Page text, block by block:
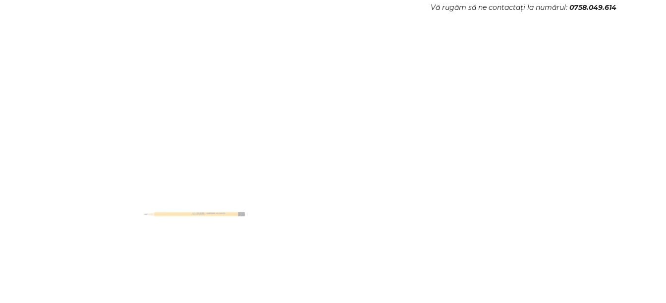
Vă rugăm să ne contactați la numărul:0758.049.614